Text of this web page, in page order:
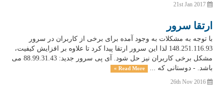
ارتقا سرور
با توجه به مشکلات به وجود آمده برای برخی از کاربران در سرور
148.251.116.93 لذا این سرور ارتقا پیدا کرد تا علاوه بر افزایش کیفیت،
مشکل برخی کاربران نیز حل شود. آی پی سرور جدید: 88.99.31.43 می
باشد. - دوستانی که ...
Read More »